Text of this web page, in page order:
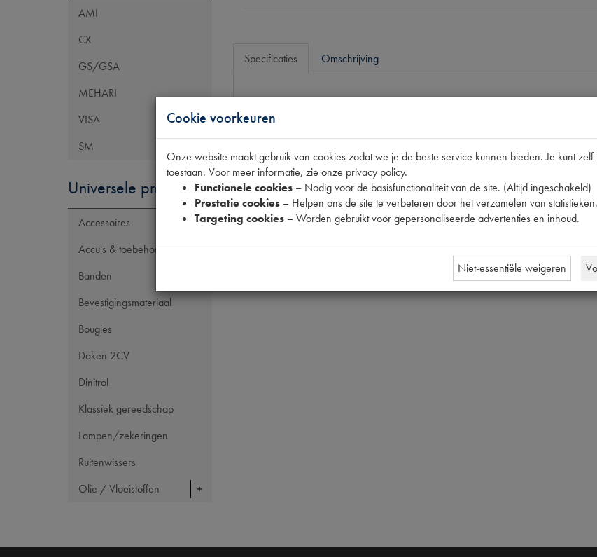
AMI
CX
GS/GSA
MEHARI
VISA
SM
Universele producten
Accessoires
Accu's & toebehoren
Banden
Bevestigingsmateriaal
Bougies
Daken 2CV
Dinitrol
Klassiek gereedschap
Lampen/zekeringen
Ruitenwissers
Olie / Vloeistoffen
Specificaties Omschrijving
Tecdoc artikelnummer
693322
OE Citroën
693322
OE Peugeot
693322
Codes
00739000 | 693322 |
Cookie voorkeuren
Onze website maakt gebruik van cookies zodat we je de beste service kunnen bieden. Je kunt
toestaan. Voor meer informatie, zie onze privacy policy.
Functionele cookies – Nodig voor de basisfunctionaliteit van de site. (Altijd ingeschakeld)
Prestatie cookies – Helpen ons de site te verbeteren door het verzamelen van statistieken.
Targeting cookies – Worden gebruikt voor gepersonaliseerde advertenties en inhoud.
Niet-essentiële weigeren